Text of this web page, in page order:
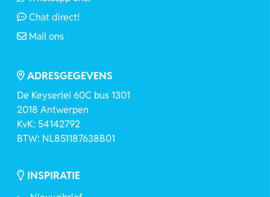
Chat direct!
Mail ons
ADRESGEGEVENS
De Keyserlei 60C bus 1301
2018 Antwerpen
KvK: 54142792
BTW: NL851187638B01
INSPIRATIE